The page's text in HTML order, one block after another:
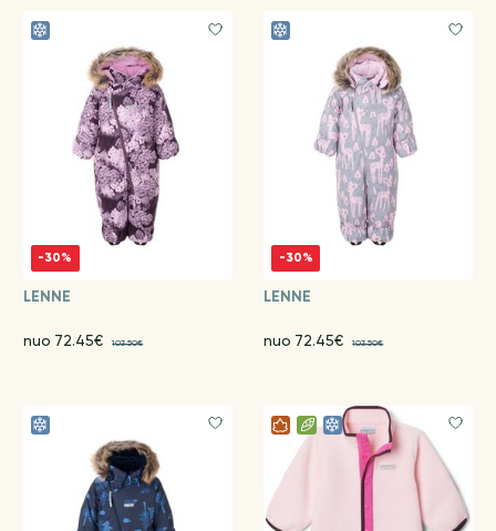
-30%
LENNE
nuo 72.45€ 103.50€
-30%
LENNE
nuo 72.45€ 103.50€